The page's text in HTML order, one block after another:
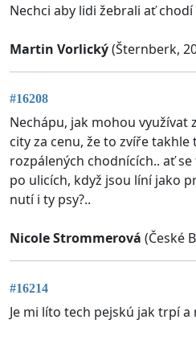
Nechci aby lidi žebrali ať
Martin Vorlický(Šternberk,
#16208
Nechápu, jak mohou využívat
city za cenu, že to zvíře takhle
rozpálených chodnících.. ať
po ulicích, když jsou líní jako
nutí i ty psy?..
Nicole Strommerová (České
#16214
Je mi líto tech pejskú jak trpí